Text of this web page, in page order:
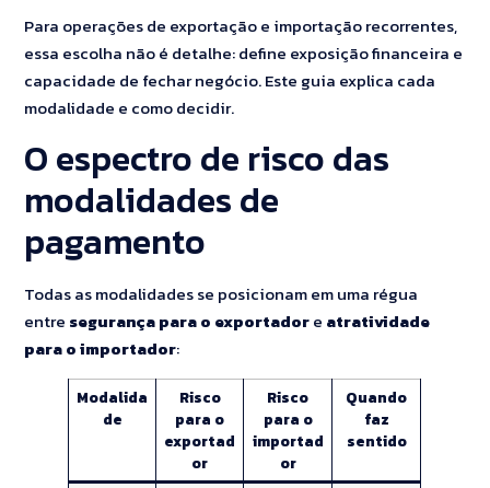
Para operações de exportação e importação recorrentes,
essa escolha não é detalhe: define exposição financeira e
capacidade de fechar negócio. Este guia explica cada
modalidade e como decidir.
O espectro de risco das
modalidades de
pagamento
Todas as modalidades se posicionam em uma régua
entre segurança para o exportadore atratividade
para o importador:
Modalida
de
Risco
para o
exportad
or
Risco
para o
importad
or
Quando
faz
sentido